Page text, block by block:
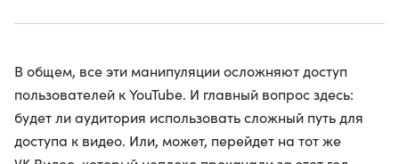
В общем, все эти манипуляции осложняют доступ
пользователей к YouTube. И главный вопрос здесь:
будет ли аудитория использовать сложный путь для
доступа к видео. Или, может, перейдет на тот же